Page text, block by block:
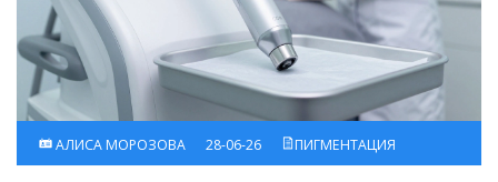
АЛИСА МОРОЗОВА 28-06-26 ПИГМЕНТАЦИЯ